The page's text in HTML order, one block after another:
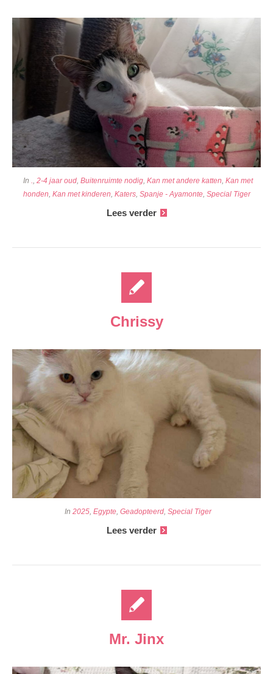
In 2-4 jaar oud Buitenruimte nodig Kan met andere katten Kan met
honden Kan met kinderen Katers, Spanje - Ayamonte, Special Tiger
Lees verder
Chrissy
In 2025, Egypte, Geadopteerd, Special Tiger
Lees verder
Mr. Jinx